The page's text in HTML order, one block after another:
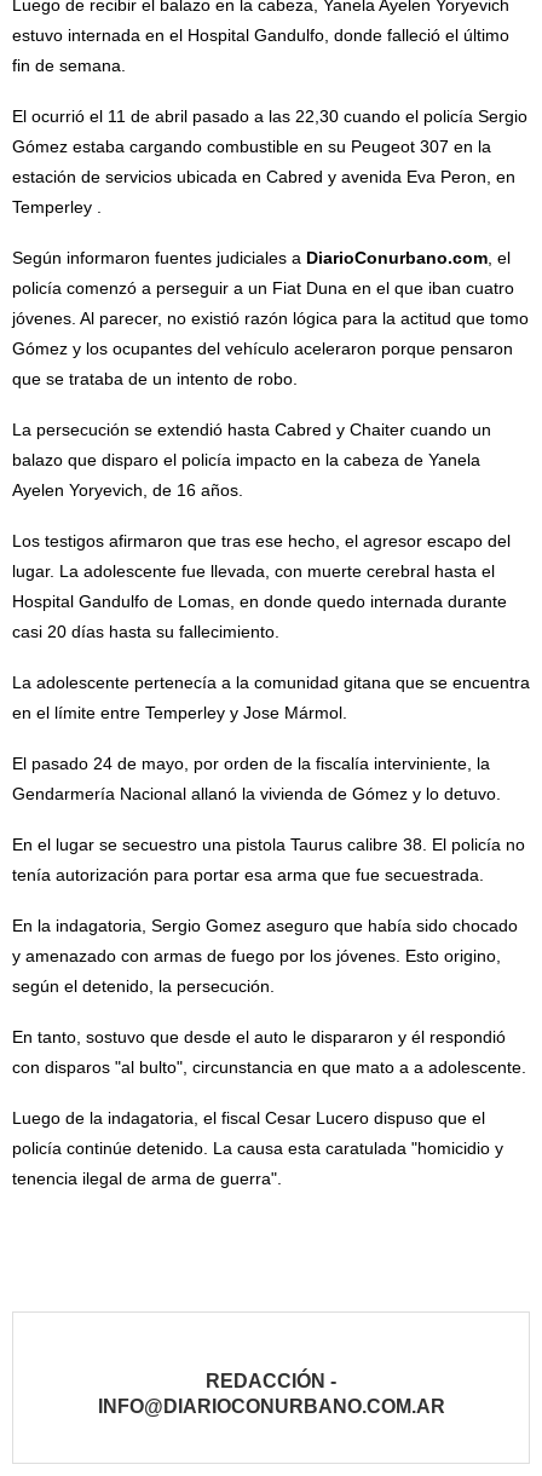
Luego de recibir el balazo en la cabeza, Yanela Ayelen Yoryevich
estuvo internada en el Hospital Gandulfo, donde falleció el último
fin de semana.
El ocurrió el 11 de abril pasado a las 22,30 cuando el policía Sergio
Gómez estaba cargando combustible en su Peugeot 307 en la
estación de servicios ubicada en Cabred y avenida Eva Peron, en
Temperley .
Según informaron fuentes judiciales a DiarioConurbano.com, el
policía comenzó a perseguir a un Fiat Duna en el que iban cuatro
jóvenes. Al parecer, no existió razón lógica para la actitud que tomo
Gómez y los ocupantes del vehículo aceleraron porque pensaron
que se trataba de un intento de robo.
La persecución se extendió hasta Cabred y Chaiter cuando un
balazo que disparo el policía impacto en la cabeza de Yanela
Ayelen Yoryevich, de 16 años.
Los testigos afirmaron que tras ese hecho, el agresor escapo del
lugar. La adolescente fue llevada, con muerte cerebral hasta el
Hospital Gandulfo de Lomas, en donde quedo internada durante
casi 20 días hasta su fallecimiento.
La adolescente pertenecía a la comunidad gitana que se encuentra
en el límite entre Temperley y Jose Mármol.
El pasado 24 de mayo, por orden de la fiscalía interviniente, la
Gendarmería Nacional allanó la vivienda de Gómez y lo detuvo.
En el lugar se secuestro una pistola Taurus calibre 38. El policía no
tenía autorización para portar esa arma que fue secuestrada.
En la indagatoria, Sergio Gomez aseguro que había sido chocado
y amenazado con armas de fuego por los jóvenes. Esto origino,
según el detenido, la persecución.
En tanto, sostuvo que desde el auto le dispararon y él respondió
con disparos "al bulto", circunstancia en que mato a a adolescente.
Luego de la indagatoria, el fiscal Cesar Lucero dispuso que el
policía continúe detenido. La causa esta caratulada "homicidio y
tenencia ilegal de arma de guerra".
REDACCIÓN -
INFO@DIARIOCONURBANO.COM.AR